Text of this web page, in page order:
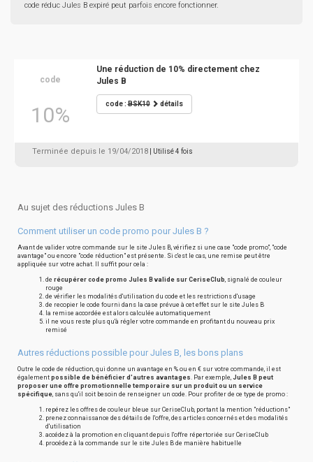
code réduc Jules B expiré peut parfois encore fonctionner.
code
10%
Une réduction de 10% directement chez
Jules B
code :BSK10 détails
Terminée depuis le 19/04/2018 | Utilisé 4 fois
Au sujet des réductions Jules B
Comment utiliser un code promo pour Jules B ?
Avant de valider votre commande sur le site Jules B, vérifiez si une case "code promo", "code
avantage" ou encore "code réduction" est présente. Si c'est le cas, une remise peut être
appliquée sur votre achat. Il suffit pour cela :
de récupérer code promo Jules B valide sur CeriseClub, signalé de couleur
rouge
de vérifier les modalités d'utilisation du code et les restrictions d'usage
de recopier le code fourni dans la case prévue à cet effet sur le site Jules B
la remise accordée est alors calculée automatiquement
il ne vous reste plus qu'à régler votre commande en profitant du nouveau prix
remisé
Autres réductions possible pour Jules B, les bons plans
Outre le code de réduction, qui donne un avantage en % ou en € sur votre commande, il est
également possible de bénéficier d'autres avantages. Par exemple, Jules B peut
proposer une offre promotionnelle temporaire sur un produit ou un service
spécifique, sans qu'il soit besoin de renseigner un code. Pour profiter de ce type de promo :
repérez les offres de couleur bleue sur CeriseClub, portant la mention "réductions"
prenez connaissance des détails de l'offre, des articles concernés et des modalités
d'utilisation
accédez à la promotion en cliquant depuis l'offre répertoriée sur CeriseClub
procédez à la commande sur le site Jules B de manière habituelle